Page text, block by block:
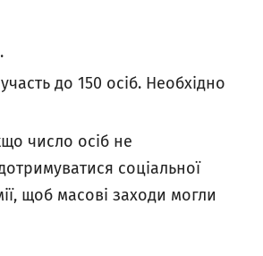
до 150 осіб. Необхідно
число осіб не
соціальної
щоб масові заходи могли